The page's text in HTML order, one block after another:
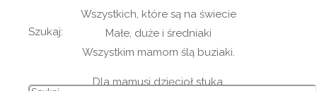
Szukaj:
Wszystkich, które są na świecie
Małe, duże i średniaki
Wszystkim mamom ślą buziaki.
Dla mamusi dzięcioł stuka,